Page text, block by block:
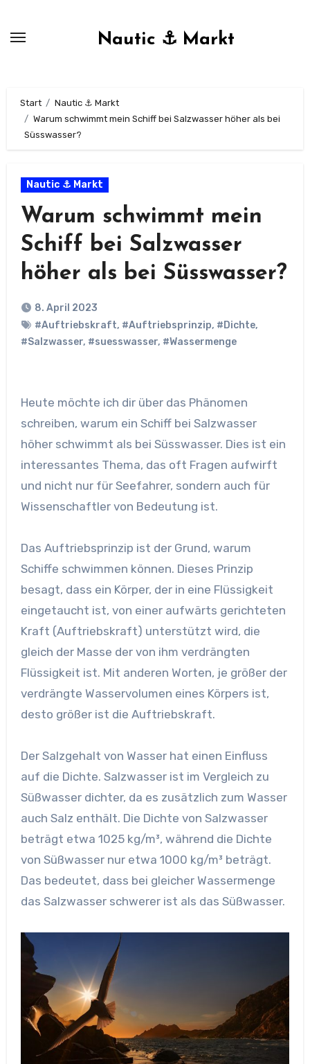
Nautic ⚓ Markt
Start
Nautic ⚓ Markt
Warum schwimmt mein Schiff bei Salzwasser höher als bei
Süsswasser?
Nautic ⚓ Markt
Warum schwimmt mein
Schiff bei Salzwasser
höher als bei Süsswasser?
8. April 2023
#Auftriebskraft, #Auftriebsprinzip, #Dichte,
#Salzwasser, #suesswasser, #Wassermenge
Heute möchte ich dir über das Phänomen
schreiben, warum ein Schiff bei Salzwasser
höher schwimmt als bei Süsswasser. Dies ist ein
interessantes Thema, das oft Fragen aufwirft
und nicht nur für Seefahrer, sondern auch für
Wissenschaftler von Bedeutung ist.
Das Auftriebsprinzip ist der Grund, warum
Schiffe schwimmen können. Dieses Prinzip
besagt, dass ein Körper, der in eine Flüssigkeit
eingetaucht ist, von einer aufwärts gerichteten
Kraft (Auftriebskraft) unterstützt wird, die
gleich der Masse der von ihm verdrängten
Flüssigkeit ist. Mit anderen Worten, je größer der
verdrängte Wasservolumen eines Körpers ist,
desto größer ist die Auftriebskraft.
Der Salzgehalt von Wasser hat einen Einfluss
auf die Dichte. Salzwasser ist im Vergleich zu
Süßwasser dichter, da es zusätzlich zum Wasser
auch Salz enthält. Die Dichte von Salzwasser
beträgt etwa 1025 kg/m³, während die Dichte
von Süßwasser nur etwa 1000 kg/m³ beträgt.
Das bedeutet, dass bei gleicher Wassermenge
das Salzwasser schwerer ist als das Süßwasser.